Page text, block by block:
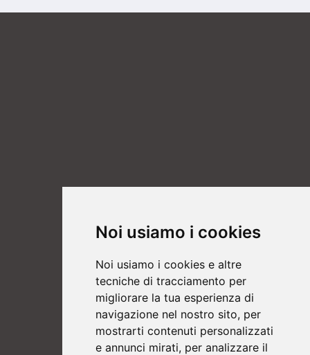
Noi usiamo i cookies
Noi usiamo i cookies e altre
tecniche di tracciamento per
migliorare la tua esperienza di
navigazione nel nostro sito, per
mostrarti contenuti personalizzati
e annunci mirati, per analizzare il